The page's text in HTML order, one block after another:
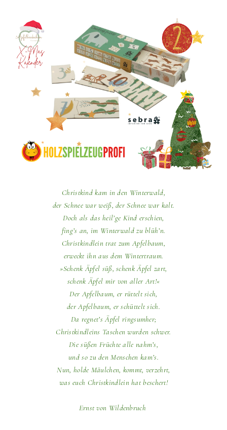
Christkind kam in den Winterwald,
der Schnee war weiß, der Schnee war kalt.
Doch als das heil’ge Kind erschien,
fing’s an, im Winterwald zu blüh’n.
Christkindlein trat zum Apfelbaum,
erweckt ihn aus dem Wintertraum.
»Schenk Äpfel süß, schenk Äpfel zart,
schenk Äpfel mir von aller Art!«
Der Apfelbaum, er rüttelt sich,
der Apfelbaum, er schüttelt sich.
Da regnet’s Äpfel ringsumher;
Christkindleins Taschen wurden schwer.
Die süßen Früchte alle nahm’s,
und so zu den Menschen kam’s.
Nun, holde Mäulchen, kommt, verzehrt,
was euch Christkindlein hat beschert!
Ernst von Wildenbruch